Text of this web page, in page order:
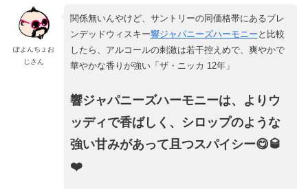
ぽよんちょお
じさん
関係無いんやけど、サントリーの同価格帯にあるブレ
ンデッドウィスキー響ジャパニーズハーモニー と比較
したら、アルコールの刺激は若干控えめで、爽やかで
華やかな香りが強い「ザ・ニッカ 12年」
響ジャパニーズハーモニーは、よりウ
ッディで香ばしく、シロップのような
強い甘みがあって且つスパイシー😋🥃
❤️